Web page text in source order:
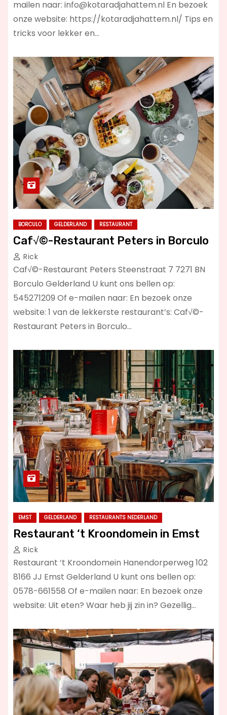
mailen naar: info@kotaradjahattem.nl En bezoek
onze website: https://kotaradjahattem.nl/ Tips en
tricks voor lekker en…
BORCULO GELDERLAND RESTAURANT
Caf√©-Restaurant Peters in Borculo
Rick
Caf√©-Restaurant Peters Steenstraat 7 7271 BN
Borculo Gelderland U kunt ons bellen op:
545271209 Of e-mailen naar: En bezoek onze
website: 1 van de lekkerste restaurant’s: Caf√©-
Restaurant Peters in Borculo…
EMST GELDERLAND RESTAURANTS NEDERLAND
Restaurant ‘t Kroondomein in Emst
Rick
Restaurant ‘t Kroondomein Hanendorperweg 102
8166 JJ Emst Gelderland U kunt ons bellen op:
0578-661558 Of e-mailen naar: En bezoek onze
website: Uit eten? Waar heb jij zin in? Gezellig…